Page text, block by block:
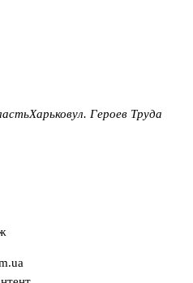
Харьковул. Героев Труда